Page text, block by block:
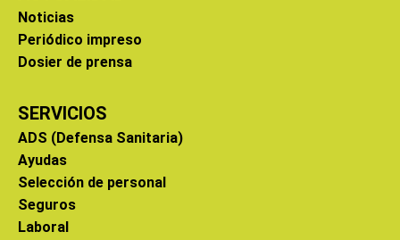
Noticias
Periódico impreso
Dosier de prensa
SERVICIOS
ADS (Defensa Sanitaria)
Ayudas
Selección de personal
Seguros
Laboral